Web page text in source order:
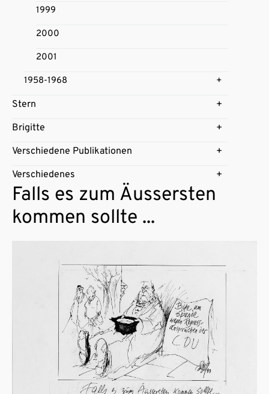
1999
2000
2001
1958-1968
Stern
Brigitte
Verschiedene Publikationen
Verschiedenes
Falls es zum Äussersten
kommen sollte ...